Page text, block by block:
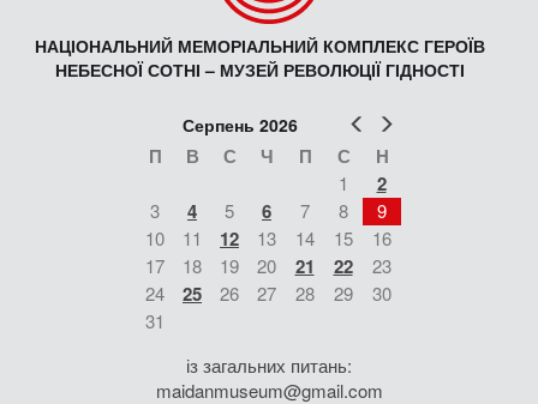
НАЦІОНАЛЬНИЙ МЕМОРІАЛЬНИЙ КОМПЛЕКС ГЕРОЇВ
НЕБЕСНОЇ СОТНІ – МУЗЕЙ РЕВОЛЮЦІЇ ГІДНОСТІ
Попер
Серпень 2026
П В С Ч П С Н
1 2
3 4 5 6 7 8
9
10
11 12 13 14 15
16
17
18 19 20 21 22
23
24
25 26 27 28 29
30
31
із загальних питань:
maidanmuseum@gmail.com